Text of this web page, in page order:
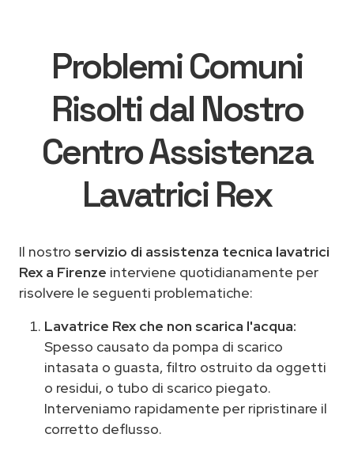
Problemi Comuni
Risolti dal Nostro
Centro Assistenza
Lavatrici Rex
Il nostro servizio di assistenza tecnica lavatrici
Rex a Firenze interviene quotidianamente per
risolvere le seguenti problematiche:
Lavatrice Rex che non scarica l'acqua:
Spesso causato da pompa di scarico
intasata o guasta, filtro ostruito da oggetti
o residui, o tubo di scarico piegato.
Interveniamo rapidamente per ripristinare il
corretto deflusso.